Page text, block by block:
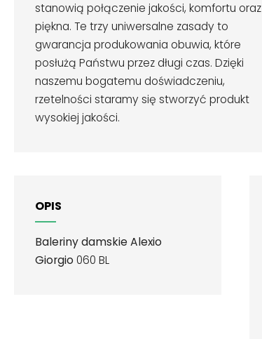
stanowią połączenie jakości, komfortu oraz
piękna. Te trzy uniwersalne zasady to
gwarancja produkowania obuwia, które
posłużą Państwu przez długi czas. Dzięki
naszemu bogatemu doświadczeniu,
rzetelności staramy się stworzyć produkt
wysokiej jakości.
OPIS
Baleriny damskie Alexio
Giorgio 060 BL